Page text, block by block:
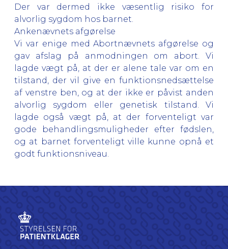
Der var dermed ikke væsentlig risiko for
alvorlig sygdom hos barnet.
Ankenævnets afgørelse
Vi var enige med Abortnævnets afgørelse og
gav afslag på anmodningen om abort. Vi
lagde vægt på, at der er alene tale var om en
tilstand, der vil give en funktionsnedsættelse
af venstre ben, og at der ikke er påvist anden
alvorlig sygdom eller genetisk tilstand. Vi
lagde også vægt på, at der forventeligt var
gode behandlingsmuligheder efter fødslen,
og at barnet forventeligt ville kunne opnå et
godt funktionsniveau.